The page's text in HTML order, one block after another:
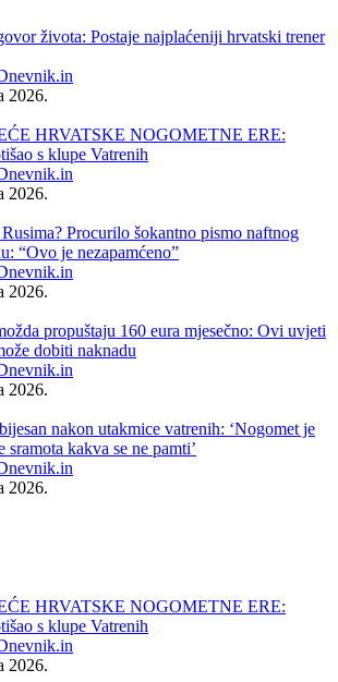
života: Postaje najplaćeniji hrvatski trener
2026.
HRVATSKE NOGOMETNE ERE:
s klupe Vatrenih
2026.
Rusima? Procurilo šokantno pismo naftnog
“Ovo je nezapamćeno”
2026.
propuštaju 160 eura mjesečno: Ovi uvjeti
dobiti naknadu
2026.
nakon utakmice vatrenih: ‘Nogomet je
kakva se ne pamti’
2026.
HRVATSKE NOGOMETNE ERE:
s klupe Vatrenih
2026.